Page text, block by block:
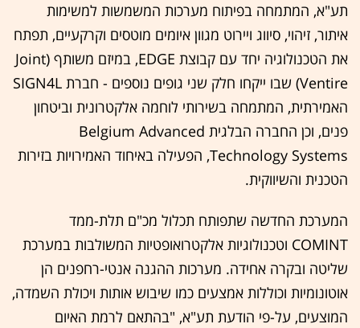
תע"א, המתמחה בפיתוח מערכות המשמשות למשימות
איתור, זיהוי, סיווג ויירוט מגוון איומים מוטסים וקרקעיים, תפתח
את הטכנולוגיה יחד עם קבוצת EDGE, במיזם משותף (Joint
Ventire) שבו ייקחו חלק שני גופים נוספים - חברת SIGN4L
האמירתית, המתמחה בשירותי לוחמה אלקטרונית וביטחון
פנים, וכן החברה הבלגית Belgium Advanced
Technology Systems, הפעילה באיחוד האמירויות בזירות
הטכנית והשיווקית.
המערכת החדשה שתפותח תכלול מכ"ם תלת-ממד
COMINT וטכנולוגיות אלקטרואופטיות המשולבות במערכת
שליטה ובקרה אחידה. מערכות ההגנה אנטי-רחפנים הן
אוטונומיות וכוללות אמצעים כמו שיבוש אותות ויכולת השמדה,
המוצעים, על-פי הודעת תע"א, "בהתאם לרמת האיום